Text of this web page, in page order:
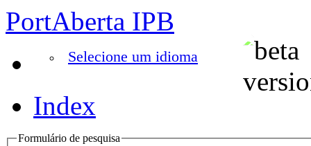
PortAberta IPB
Selecione um idioma
Index
Formulário de pesquisa